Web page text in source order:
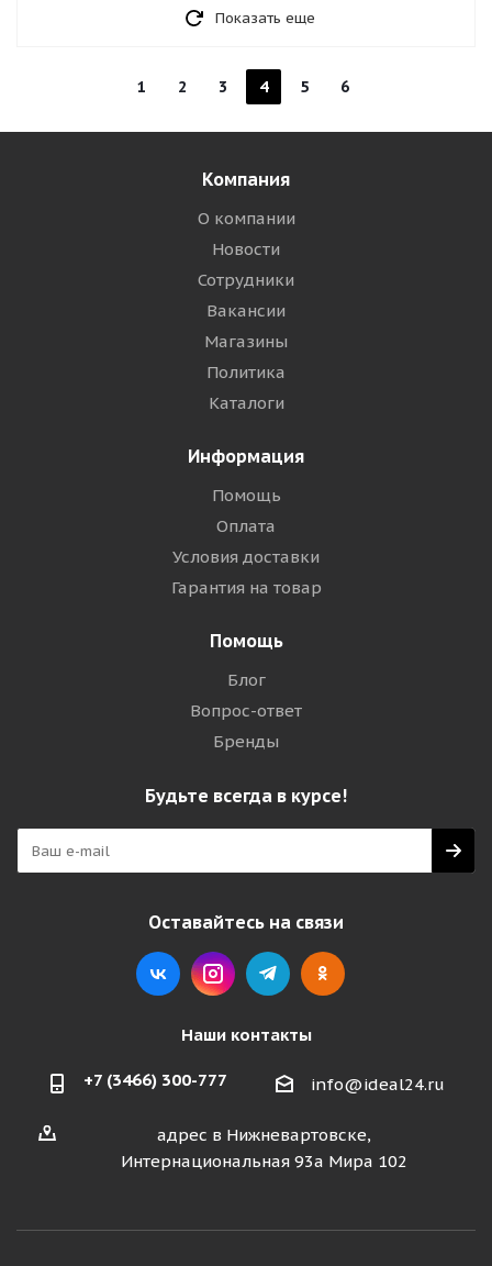
Показать еще
1 2 3 4 5 6
Компания
О компании
Новости
Сотрудники
Вакансии
Магазины
Политика
Каталоги
Информация
Помощь
Оплата
Условия доставки
Гарантия на товар
Помощь
Блог
Вопрос-ответ
Бренды
Будьте всегда в курсе!
Оставайтесь на связи
Наши контакты
+7 (3466) 300-777 info@ideal24.ru
адрес в Нижневартовске,
Интернациональная 93а Мира 102